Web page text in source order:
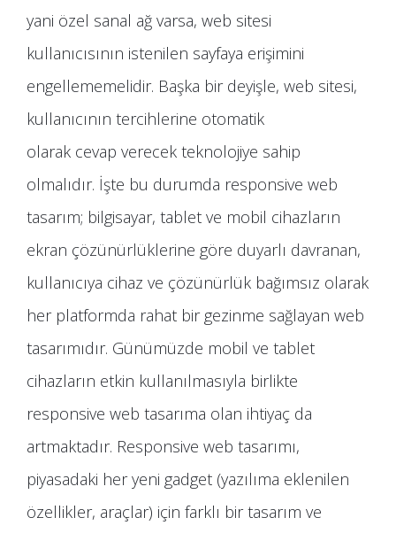
yani özel sanal ağ varsa, web sitesi
kullanıcısının istenilen sayfaya erişimini
engellememelidir. Başka bir deyişle, web sitesi,
kullanıcının tercihlerine otomatik
olarak cevap verecek teknolojiye sahip
olmalıdır. İşte bu durumda responsive web
tasarım; bilgisayar, tablet ve mobil cihazların
ekran çözünürlüklerine göre duyarlı davranan,
kullanıcıya cihaz ve çözünürlük bağımsız olarak
her platformda rahat bir gezinme sağlayan web
tasarımıdır. Günümüzde mobil ve tablet
cihazların etkin kullanılmasıyla birlikte
responsive web tasarıma olan ihtiyaç da
artmaktadır. Responsive web tasarımı,
piyasadaki her yeni gadget (yazılıma eklenilen
özellikler, araçlar) için farklı bir tasarım ve